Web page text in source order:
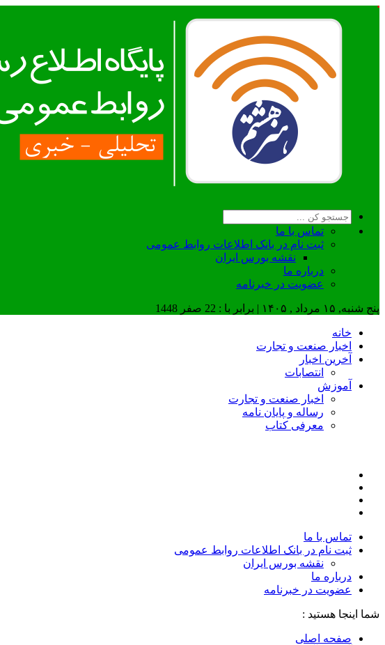
تماس با ما
ثبت نام در بانک اطلاعات روابط عمومی
نقشه بورس ایران
درباره ما
عضويت در خبرنامه
پنج شنبه, ۱۵ مرداد , ۱۴۰۵ | برابر با : 22 صفر 1448
خانه
اخبار صنعت و تجارت
آخرین اخبار
انتصابات
آموزش
اخبار صنعت و تجارت
رساله و پایان نامه
معرفی کتاب
تماس با ما
ثبت نام در بانک اطلاعات روابط عمومی
نقشه بورس ایران
درباره ما
عضويت در خبرنامه
شما اینجا هستید :
صفحه اصلی